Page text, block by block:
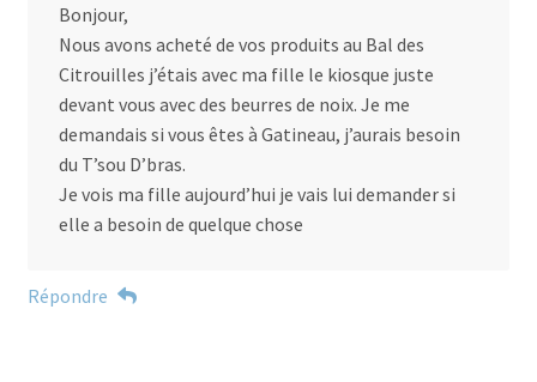
Bonjour,
Nous avons acheté de vos produits au Bal des
Citrouilles j’étais avec ma fille le kiosque juste
devant vous avec des beurres de noix. Je me
demandais si vous êtes à Gatineau, j’aurais besoin
du T’sou D’bras.
Je vois ma fille aujourd’hui je vais lui demander si
elle a besoin de quelque chose
Répondre